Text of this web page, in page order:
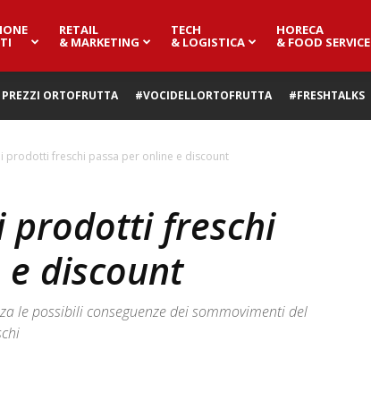
RETAIL
& MARKETING
TECH
& LOGISTICA
HORECA
& FOOD SERVICE
PREZZI ORTOFRUTTA #VOCIDELLORTOFRUTTA #FRESHTALKS
prodotti freschi passa per online e discount
prodotti freschi
discount
le possibili conseguenze dei sommovimenti del